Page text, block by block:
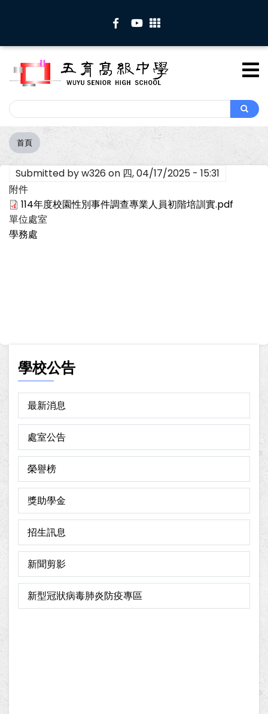
內
Search
Search
導
航
連
結
首頁
Submitted byw326 on 四, 04/17/2025 - 15:31
附件
114年度校園性別事件調查專業人員初階培訓實.pdf
單位處室
學務處
學校公告
最新消息
處室公告
榮譽榜
獎助學金
招生訊息
新聞剪影
新型冠狀病毒肺炎防疫專區